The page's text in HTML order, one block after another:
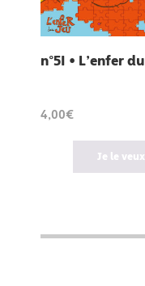
n°51 • L’enfer
4,00€
Je le